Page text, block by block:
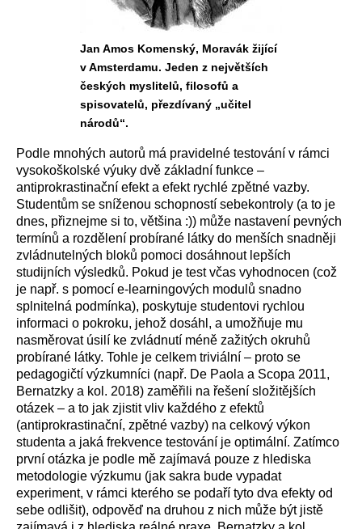
Jan Amos Komenský, Moravák žijící
v Amsterdamu. Jeden z největších
českých myslitelů, filosofů a
spisovatelů, přezdívaný „učitel
národů“.
Podle mnohých autorů má pravidelné testování v rámci
vysokoškolské výuky dvě základní funkce –
antiprokrastinační efekt a efekt rychlé zpětné vazby.
Studentům se sníženou schopností sebekontroly (a to je
dnes, přiznejme si to, většina :)) může nastavení pevných
termínů a rozdělení probírané látky do menších snadněji
zvládnutelných bloků pomoci dosáhnout lepších
studijních výsledků. Pokud je test včas vyhodnocen (což
je např. s pomocí e-learningových modulů snadno
splnitelná podmínka), poskytuje studentovi rychlou
informaci o pokroku, jehož dosáhl, a umožňuje mu
nasměrovat úsilí ke zvládnutí méně zažitých okruhů
probírané látky. Tohle je celkem triviální – proto se
pedagogičtí výzkumníci (např. De Paola a Scopa 2011,
Bernatzky a kol. 2018) zaměřili na řešení složitějších
otázek – a to jak zjistit vliv každého z efektů
(antiprokrastinační, zpětné vazby) na celkový výkon
studenta a jaká frekvence testování je optimální. Zatímco
první otázka je podle mě zajímavá pouze z hlediska
metodologie výzkumu (jak sakra bude vypadat
experiment, v rámci kterého se podaří tyto dva efekty od
sebe odlišit), odpověď na druhou z nich může být jistě